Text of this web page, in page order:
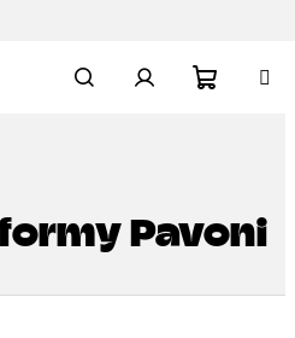
Pavoni